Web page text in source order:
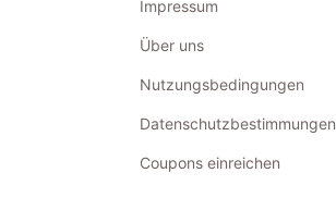
Impressum
Über uns
Nutzungsbedingungen
Datenschutzbestimmungen
Coupons einreichen